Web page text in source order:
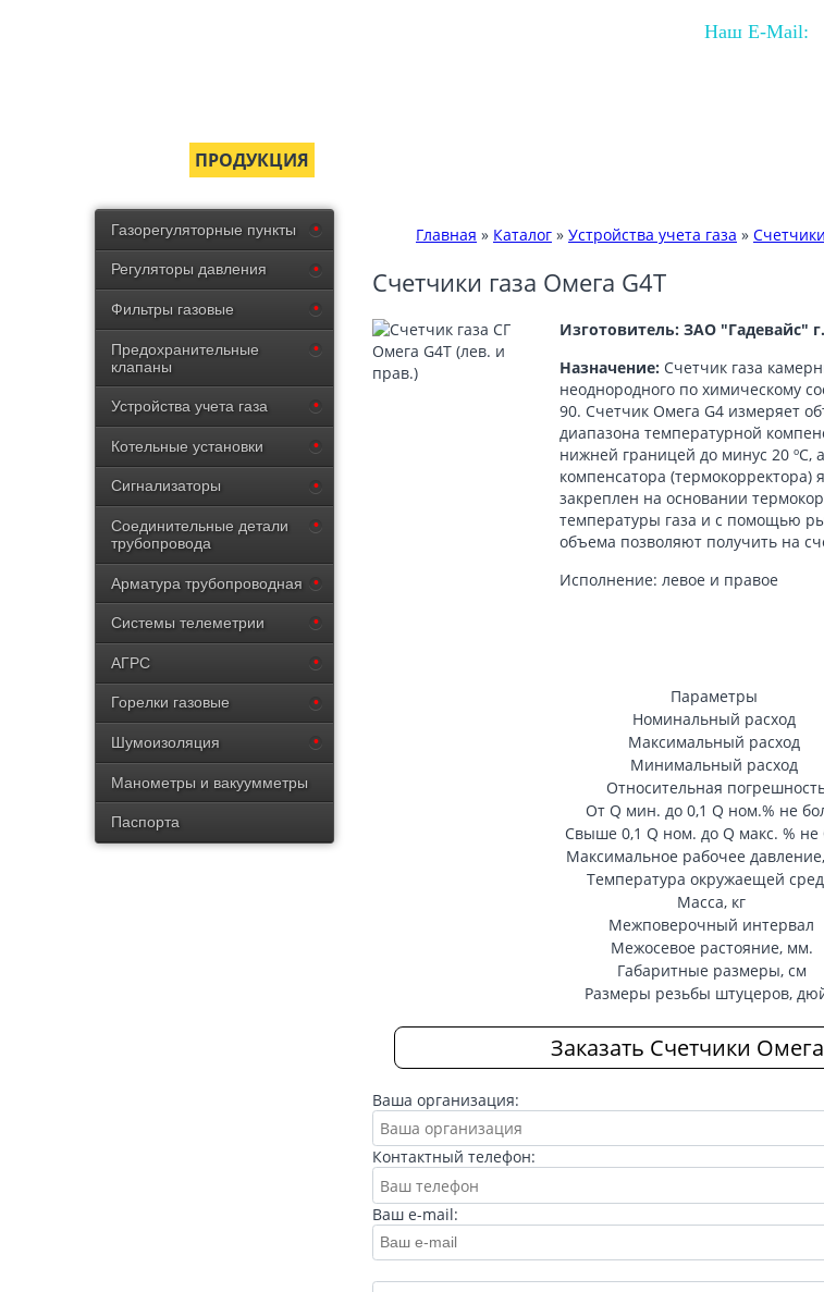
Наш E-Mail:
ПРОДУКЦИЯ
Газорегуляторные пункты
Регуляторы давления
Фильтры газовые
Предохранительные
клапаны
Устройства учета газа
Котельные установки
Сигнализаторы
Соединительные детали
трубопровода
Арматура трубопроводная
Системы телеметрии
АГРС
Горелки газовые
Шумоизоляция
Манометры и вакуумметры
Паспорта
Главная » Каталог » Устройства учета газа »
Счетчики газа Омега G4Т
Изготовитель: ЗАО "Гадевайс"
Назначение: Счетчик газа
неоднородного по химическому
90. Счетчик Омега G4 измеряет
диапазона температурной
нижней границей до минус 20
компенсатора (термокорректора)
закреплен на основании
температуры газа и с помощью
объема позволяют получить на
Исполнение: левое и правое
Параметры
Номинальный расход
Максимальный расход
Минимальный расход
Относительная
От Q мин. до 0,1 Q ном.% не
Свыше 0,1 Q ном. до Q макс. % не
Максимальное рабочее
Температура окружаещей
Масса, кг
Межповерочный интервал
Межосевое растояние, мм.
Габаритные размеры, см
Размеры резьбы штуцеров,
Заказать Счетчики
Ваша организация:
Контактный телефон:
Ваш e-mail: